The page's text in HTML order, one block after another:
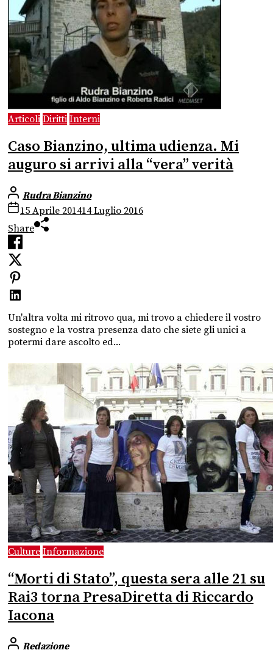
Articoli Diritti Interni
Caso Bianzino, ultima udienza. Mi
auguro si arrivi alla “vera” verità
Rudra Bianzino
15 Aprile 201414 Luglio 2016
Share
Un'altra volta mi ritrovo qua, mi trovo a chiedere il vostro
sostegno e la vostra presenza dato che siete gli unici a
potermi dare ascolto ed...
Culture Informazione
“Morti di Stato”, questa sera alle 21 su
Rai3 torna PresaDiretta di Riccardo
Iacona
Redazione